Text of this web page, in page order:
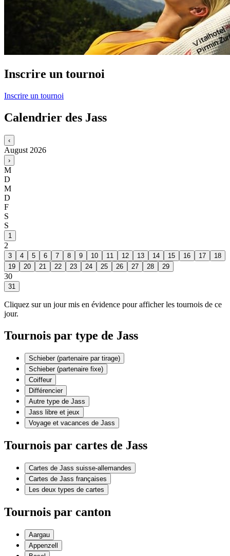
Inscrire un tournoi
Inscrire un tournoi
Calendrier des Jass
‹
August 2026
›
M
D
M
D
F
S
S
1
2
3 4 5 6 7 8 9 10 11 12 13 14 15 16 17
18
19
20 21 22 23 24 25 26 27 28 29
30
31
Cliquez sur un jour mis en évidence pour afficher les tournois de ce
jour.
Tournois par type de Jass
Schieber (partenaire par tirage)
Schieber (partenaire fixe)
Coiffeur
Différencier
Autre type de Jass
Jass libre et jeux
Voyage et vacances de Jass
Tournois par cartes de Jass
Cartes de Jass suisse-allemandes
Cartes de Jass françaises
Les deux types de cartes
Tournois par canton
Aargau
Appenzell